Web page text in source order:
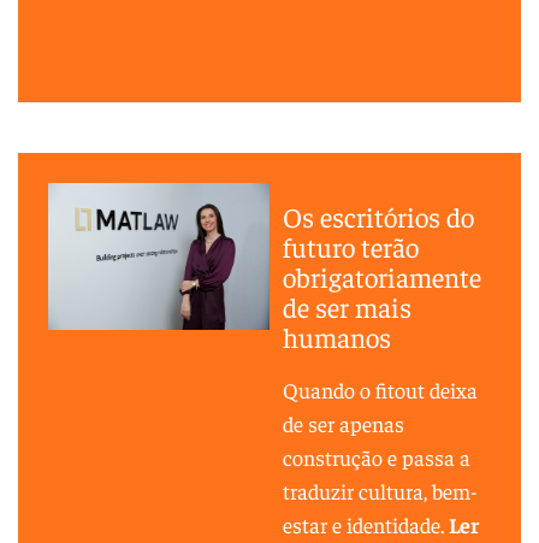
Os escritórios do
futuro terão
obrigatoriamente
de ser mais
humanos
Quando o fitout deixa
de ser apenas
construção e passa a
traduzir cultura, bem-
estar e identidade.Ler